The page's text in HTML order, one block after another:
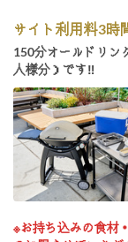
サイト利用料3時
150分オールドリン
人様分）です‼
※お持ち込みの食材